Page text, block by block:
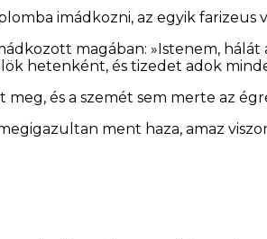
imádkozni, az egyik farizeus
magában: »Istenem,
hetenként, és tizedet adok
meg, és a szemét sem merte az
ment haza, amaz